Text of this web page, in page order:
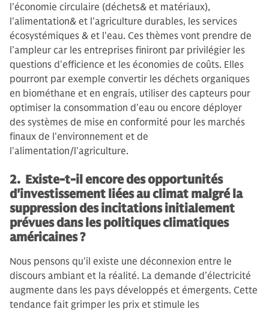
l'économie circulaire (déchets& et matériaux),
l'alimentation& et l'agriculture durables, les services
écosystémiques & et l'eau. Ces thèmes vont prendre de
l’ampleur car les entreprises finiront par privilégier les
questions d'efficience et les économies de coûts. Elles
pourront par exemple convertir les déchets organiques
en biométhane et en engrais, utiliser des capteurs pour
optimiser la consommation d'eau ou encore déployer
des systèmes de mise en conformité pour les marchés
finaux de l'environnement et de
l'alimentation/l'agriculture.
2. Existe-t-il encore des opportunités
d'investissement liées au climat malgré la
suppression des incitations initialement
prévues dans les politiques climatiques
américaines ?
Nous pensons qu'il existe une déconnexion entre le
discours ambiant et la réalité. La demande d’électricité
augmente dans les pays développés et émergents. Cette
tendance fait grimper les prix et stimule les